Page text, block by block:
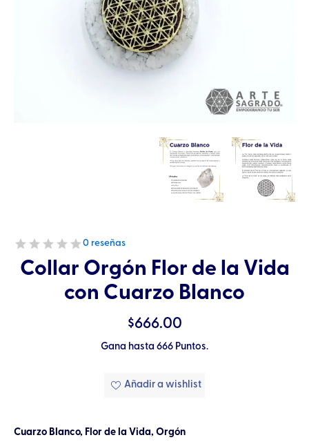
0 reseñas
Collar Orgón Flor de la Vida
con Cuarzo Blanco
$666.00
Gana hasta 666 Puntos.
Añadir a wishlist
Cuarzo Blanco, Flor de la Vida, Orgón